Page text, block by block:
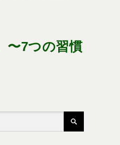
〜7つの習慣